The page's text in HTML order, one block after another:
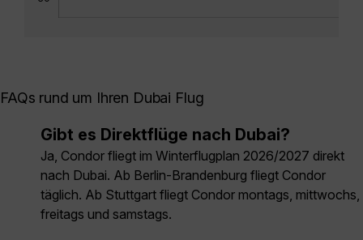
FAQs rund um Ihren Dubai Flug
Gibt es Direktflüge nach Dubai?
Ja, Condor fliegt im Winterflugplan 2026/2027 direkt
nach Dubai. Ab Berlin-Brandenburg fliegt Condor
täglich. Ab Stuttgart fliegt Condor montags, mittwochs,
freitags und samstags.